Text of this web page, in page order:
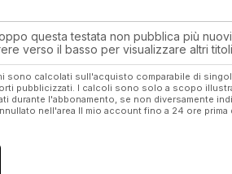
questa testata non pubblica più
verso il basso per visualizzare altri
sono calcolati sull'acquisto comparabile di
pubblicizzati. I calcoli sono solo a scopo
durante l'abbonamento, se non diversamente
nell'area Il mio account fino a 24 ore